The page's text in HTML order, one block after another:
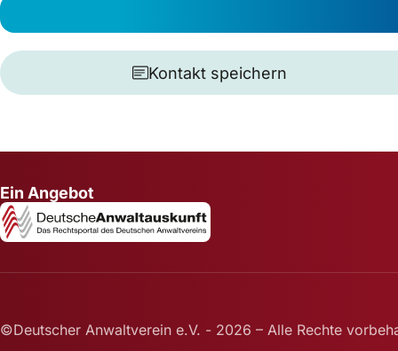
Kontakt speichern
Ein Angebot
©Deutscher Anwaltverein e.V. - 2026 – Alle Rechte